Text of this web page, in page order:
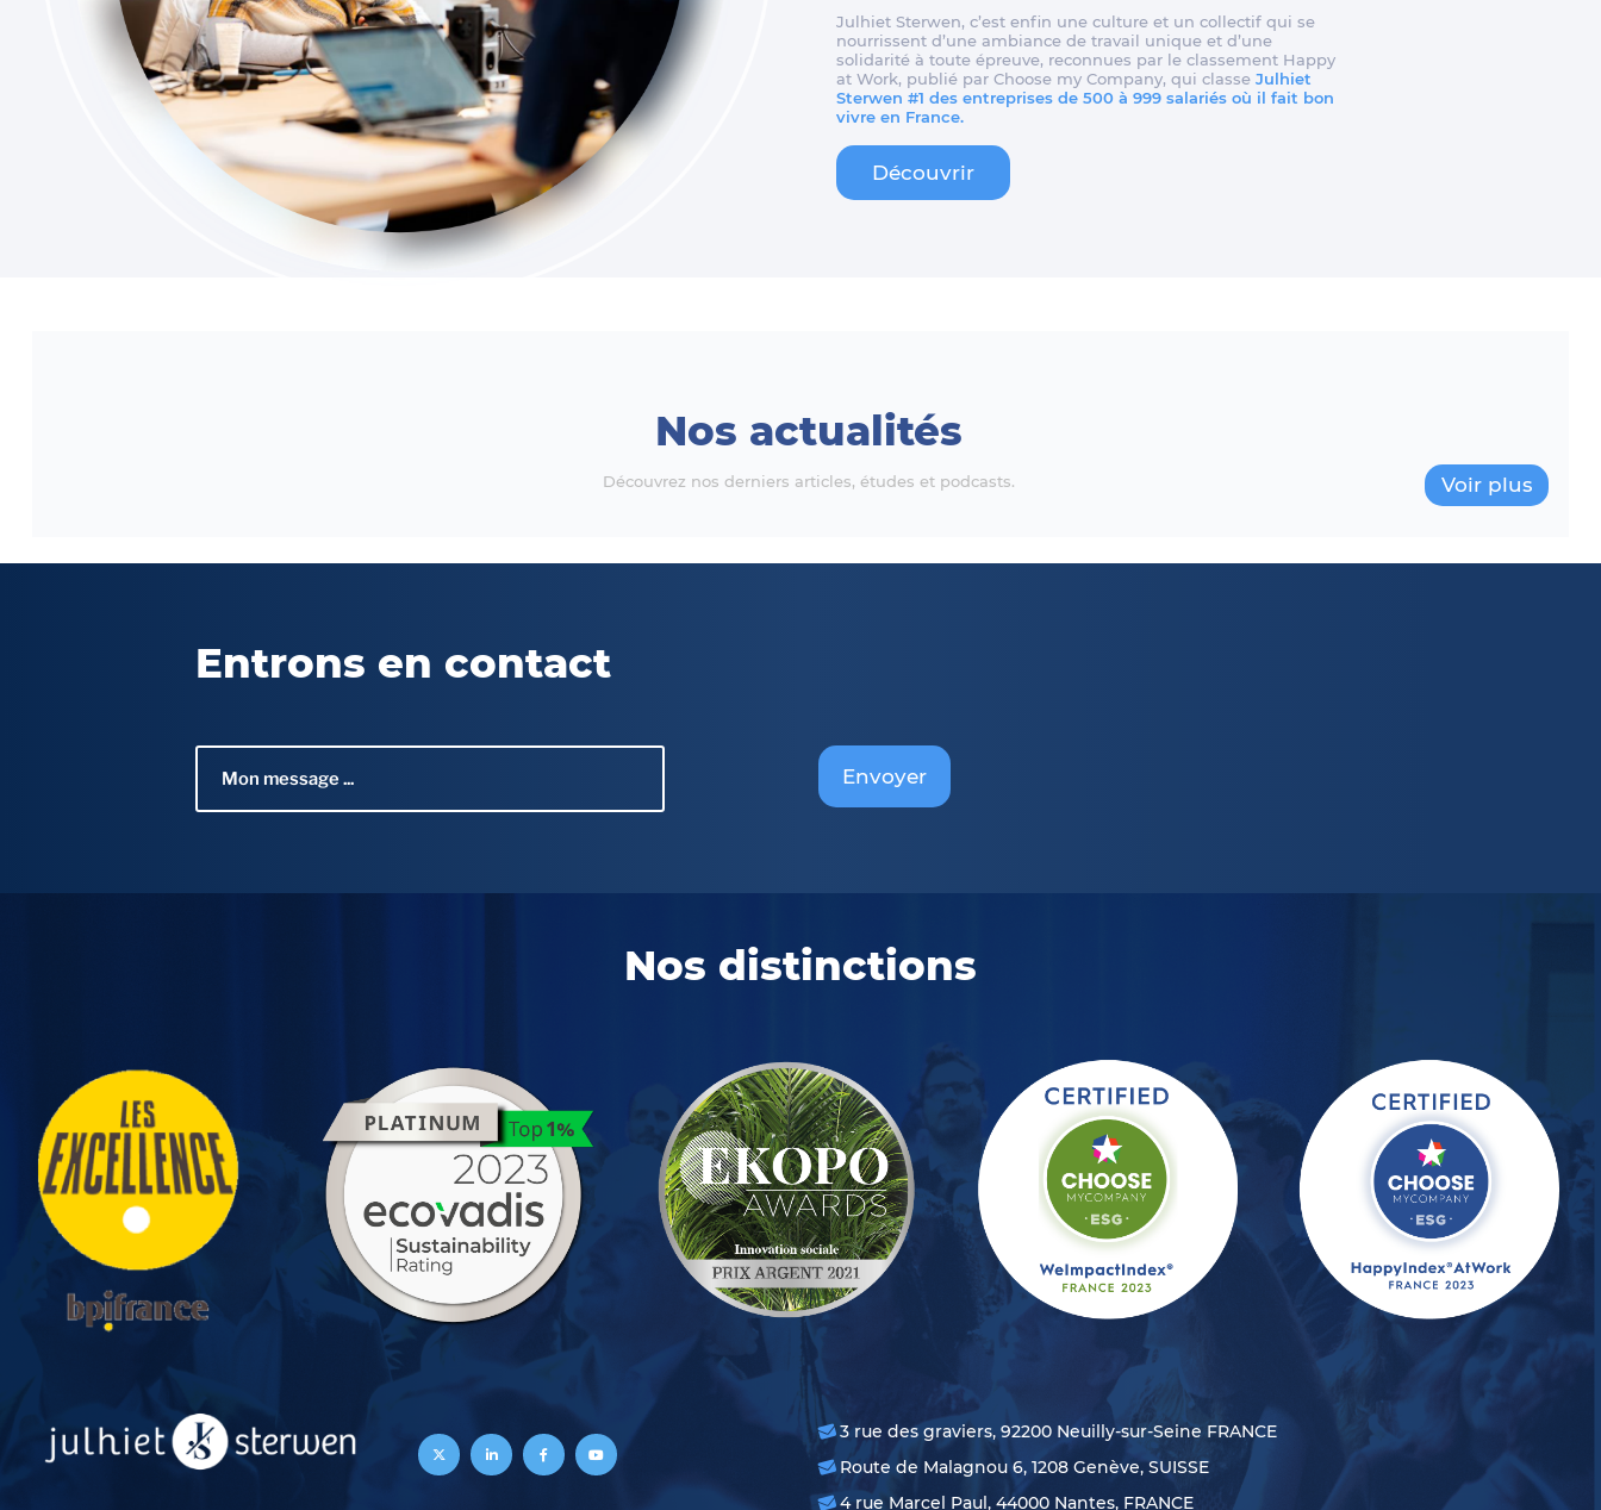
Julhiet Sterwen, c’est enfin une culture et un collectif qui se
nourrissent d’une ambiance de travail unique et d’une
solidarité à toute épreuve, reconnues par le classement Happy
at Work, publié par Choose my Company, qui classe Julhiet
Sterwen #1 des entreprises de 500 à 999 salariés où il fait bon
vivre en France.
Découvrir
Nos actualités
Découvrez nos derniers articles, études et podcasts. Voir plus
Entrons en contact
Envoyer
Nos distinctions
3 rue des graviers, 92200 Neuilly-sur-Seine FRANCE
Route de Malagnou 6, 1208 Genève, SUISSE
4 rue Marcel Paul, 44000 Nantes, FRANCE